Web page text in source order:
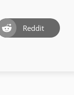
Reddit